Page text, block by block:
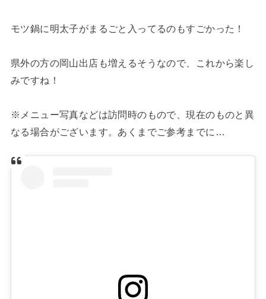
モツ鍋に明太子がまるごと入ってるのもすごかった！
県外の方の岡山出店も増えるそうなので、これから楽し
みですね！
※メニュー写真などは訪問時のもので、現在のものと異
なる場合がございます。あくまでご参考までに…